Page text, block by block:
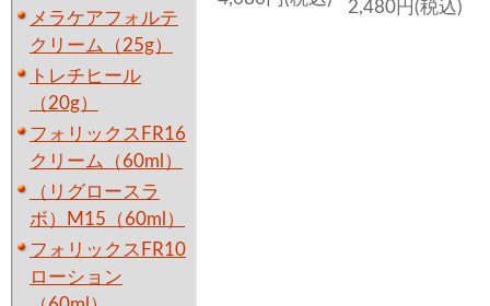
メラケアフォルテ
クリーム（25g）
トレチヒール
（20g）
フォリックスFR16
クリーム（60ml）
（リグロースラ
ボ）M15（60ml）
フォリックスFR10
ローション
2,480円(税込)